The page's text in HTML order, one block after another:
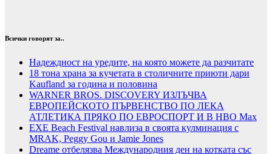
Всички говорят за..
Надеждност на уредите, на която можете да разчитате
18 тона храна за кучетата в столичните приюти дари
Kaufland за година и половина
WARNER BROS. DISCOVERY ИЗЛЪЧВА
ЕВРОПЕЙСКОТО ПЪРВЕНСТВО ПО ЛЕКА
АТЛЕТИКА ПРЯКО ПО ЕВРОСПОРТ И В НВО Мах
EXE Beach Festival навлиза в своята кулминация с
MRAK, Peggy Gou и Jamie Jones
Dreame отбелязва Международния ден на котката със